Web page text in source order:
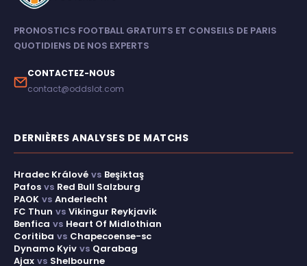
PRONOSTICS FOOTBALL GRATUITS ET CONSEILS DE PARIS
QUOTIDIENS DE NOS EXPERTS
CONTACTEZ-NOUS
contact@oddslot.com
DERNIÈRES ANALYSES DE MATCHS
Hradec Králové vs Beşiktaş
Pafos vs Red Bull Salzburg
PAOK vs Anderlecht
FC Thun vs Vikingur Reykjavik
Benfica vs Heart Of Midlothian
Coritiba vs Chapecoense-sc
Dynamo Kyiv vs Qarabag
Ajax vs Shelbourne